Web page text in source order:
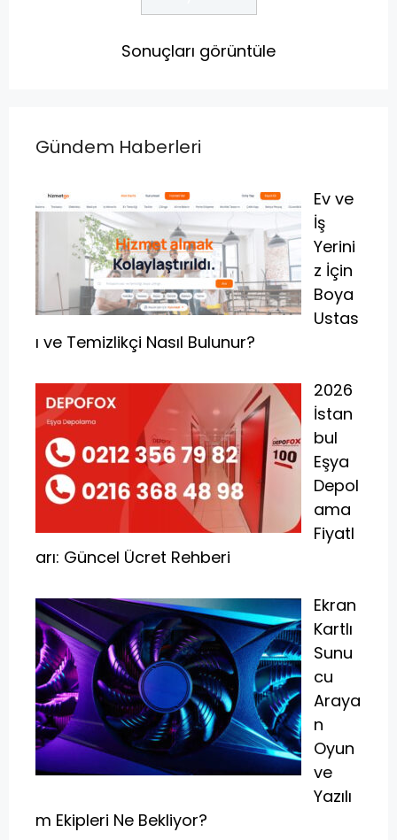
Sonuçları görüntüle
Gündem Haberleri
Ev ve
İş
Yerini
z İçin
Boya
Ustas
ı ve Temizlikçi Nasıl Bulunur?
2026
İstan
bul
Eşya
Depol
ama
Fiyatl
arı: Güncel Ücret Rehberi
Ekran
Kartlı
Sunu
cu
Araya
n
Oyun
ve
Yazılı
m Ekipleri Ne Bekliyor?